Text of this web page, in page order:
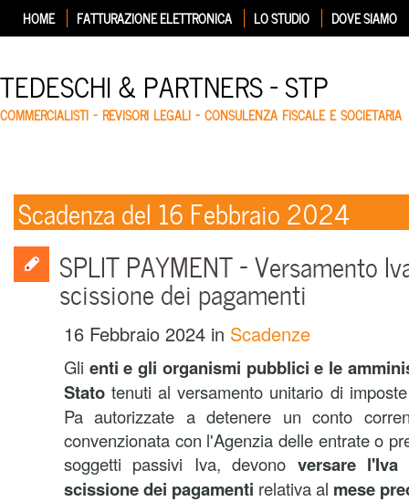
HOME FATTURAZIONE ELETTRONICA LO STUDIO DOVE SIAMO
TEDESCHI & PARTNERS – STP
COMMERCIALISTI – REVISORI LEGALI – CONSULENZA FISCALE E SOCIETARIA
Scadenza del 16 Febbraio 2024
SPLIT PAYMENT – Versamento
scissione dei pagamenti
16 Febbraio 2024 in Scadenze
Gli enti e gli organismi pubblici e le
Stato tenuti al versamento unitario di
Pa autorizzate a detenere un conto
convenzionata con l'Agenzia delle entrate o
soggetti passivi Iva, devono versare
scissione dei pagamenti relativa al mese